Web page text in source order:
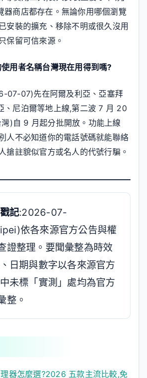
器商店都存在。無論你用哪個瀏覽
安裝的擴充、移除不明或很久沒用
保留可信來源。
用者名稱台灣現在用得到嗎?
07-07)先在阿爾及利亞、亞塞拜
、尼泊爾等地上線,第二波 7 月 20
灣)自 9 月起分批開放。功能上線
人不必知道你的電話號碼就能聯絡
搶註貌似官方或名人的代號行騙。
記:2026-07-
依各來源官方公告與權
證整理。要聞彙整為時效
日期與數字以各來源官方
未標「實測」處均為官方
整。
器怎麼選?2026 五款主流比較,免